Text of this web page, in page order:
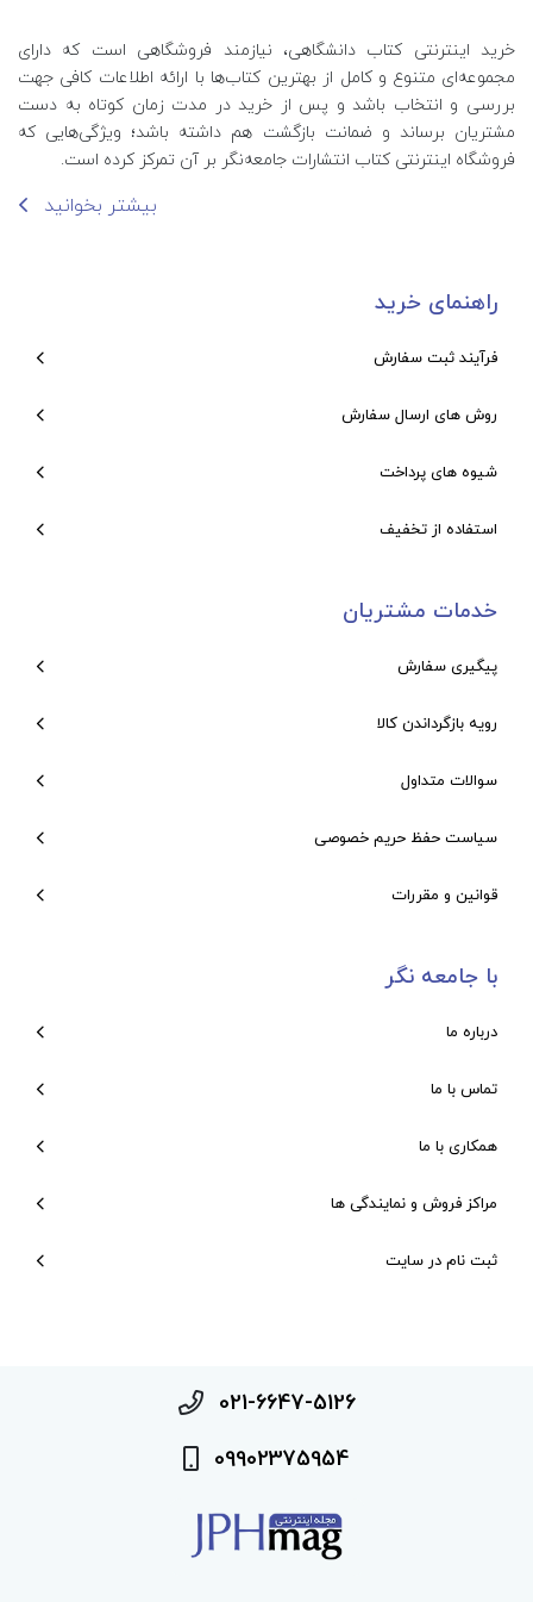
خرید اینترنتی کتاب‌ دانشگاهی، نیازمند فروشگاهی است که دارای
مجموعه‌ای متنوع و کامل از بهترین کتاب‌ها با ارائه اطلاعات کافی جهت
بررسی و انتخاب باشد و پس از خرید در مدت زمان کوتاه به دست
مشتریان برساند و ضمانت بازگشت هم داشته باشد؛ ویژگی‌هایی که
فروشگاه اینترنتی کتاب انتشارات جامعه‌نگر بر آن تمرکز کرده است.
بیشتر بخوانید
راهنمای خرید
فرآیند ثبت سفارش
روش های ارسال سفارش
شیوه های پرداخت
استفاده از تخفیف
خدمات مشتریان
پیگیری سفارش
رویه بازگرداندن کالا
سوالات متداول
سیاست حفظ حریم خصوصی
قوانین و مقررات
با جامعه نگر
درباره ما
تماس با ما
همکاری با ما
مراکز فروش و نمایندگی ها
ثبت نام در سایت
021-6647-5126
09902375954